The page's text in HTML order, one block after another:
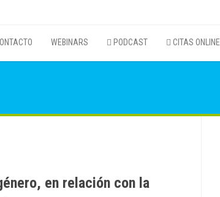
WEBINARS PODCAST CITAS ONLINE
en relación con la